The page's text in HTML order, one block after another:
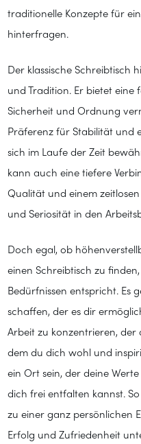
traditionelle Konzepte für
hinterfragen.
Der klassische Schreibtisch
und Tradition. Er bietet eine
Sicherheit und Ordnung
Präferenz für Stabilität und
sich im Laufe der Zeit
kann auch eine tiefere
Qualität und einem
und Seriosität in den
Doch egal, ob
einen Schreibtisch zu
Bedürfnissen entspricht. Es
schaffen, der es dir
Arbeit zu konzentrieren,
dem du dich wohl und
ein Ort sein, der deine
dich frei entfalten kannst.
zu einer ganz persönlichen
Erfolg und Zufriedenheit